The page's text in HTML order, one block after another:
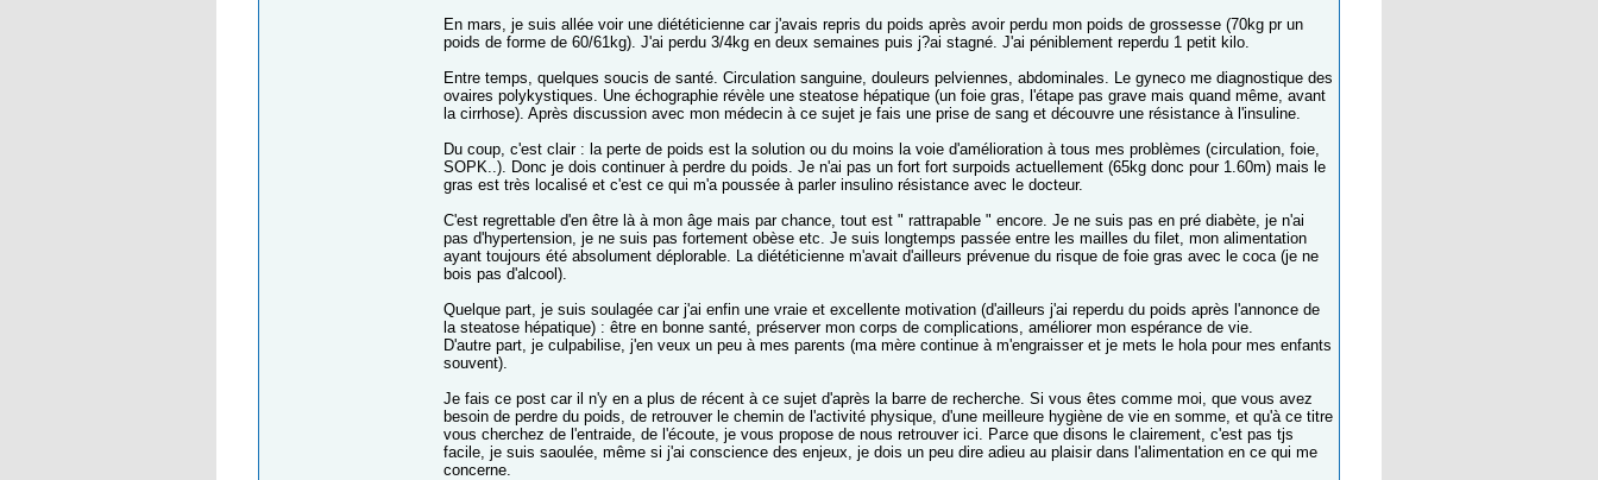
En mars, je suis allée voir une diététicienne car j'avais repris du poids après avoir perdu mon poids de grossesse (70kg pr un
poids de forme de 60/61kg). J'ai perdu 3/4kg en deux semaines puis j?ai stagné. J'ai péniblement reperdu 1 petit kilo.
Entre temps, quelques soucis de santé. Circulation sanguine, douleurs pelviennes, abdominales. Le gyneco me diagnostique des
ovaires polykystiques. Une échographie révèle une steatose hépatique (un foie gras, l'étape pas grave mais quand même, avant
la cirrhose). Après discussion avec mon médecin à ce sujet je fais une prise de sang et découvre une résistance à l'insuline.
Du coup, c'est clair : la perte de poids est la solution ou du moins la voie d'amélioration à tous mes problèmes (circulation, foie,
SOPK..). Donc je dois continuer à perdre du poids. Je n'ai pas un fort fort surpoids actuellement (65kg donc pour 1.60m) mais le
gras est très localisé et c'est ce qui m'a poussée à parler insulino résistance avec le docteur.
C'est regrettable d'en être là à mon âge mais par chance, tout est " rattrapable " encore. Je ne suis pas en pré diabète, je n'ai
pas d'hypertension, je ne suis pas fortement obèse etc. Je suis longtemps passée entre les mailles du filet, mon alimentation
ayant toujours été absolument déplorable. La diététicienne m'avait d'ailleurs prévenue du risque de foie gras avec le coca (je ne
bois pas d'alcool).
Quelque part, je suis soulagée car j'ai enfin une vraie et excellente motivation (d'ailleurs j'ai reperdu du poids après l'annonce de
la steatose hépatique) : être en bonne santé, préserver mon corps de complications, améliorer mon espérance de vie.
D'autre part, je culpabilise, j'en veux un peu à mes parents (ma mère continue à m'engraisser et je mets le hola pour mes enfants
souvent).
Je fais ce post car il n'y en a plus de récent à ce sujet d'après la barre de recherche. Si vous êtes comme moi, que vous avez
besoin de perdre du poids, de retrouver le chemin de l'activité physique, d'une meilleure hygiène de vie en somme, et qu'à ce titre
vous cherchez de l'entraide, de l'écoute, je vous propose de nous retrouver ici. Parce que disons le clairement, c'est pas tjs
facile, je suis saoulée, même si j'ai conscience des enjeux, je dois un peu dire adieu au plaisir dans l'alimentation en ce qui me
concerne.